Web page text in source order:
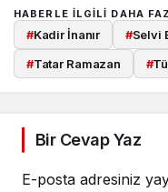
HABERLE ILGILI DAHA
#Kadir İnanır #Selvi
#Tatar Ramazan #
Bir Cevap Yaz
E-posta adresiniz